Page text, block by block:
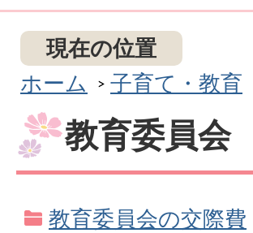
現在の位置
ホーム
子育て・教育
教育委員会
教育委員会の交際費